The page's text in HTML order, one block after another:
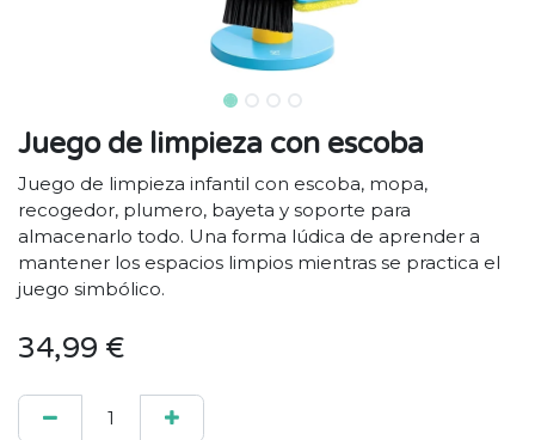
Juego de limpieza con escoba
Juego de limpieza infantil con escoba, mopa,
recogedor, plumero, bayeta y soporte para
almacenarlo todo. Una forma lúdica de aprender a
mantener los espacios limpios mientras se practica el
juego simbólico.
34,99 €